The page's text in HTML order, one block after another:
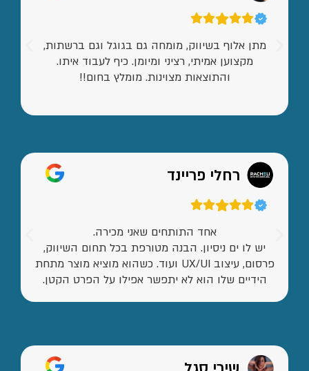
מתן אלוף בשיווק, מומחה גם בגוגל וגם ברשתות,
מקצוען אמיתי, רציני ומיומן. כיף לעבוד איתו.
והתוצאות מצוינות. מומלץ בחום!!
רחלי פריינד
אחד התותחים שאני מכירה.
יש לו ים ניסיון. הבנה מטורפת בכל תחום השיווק,
פרסום, עיצוב UX/UI ועוד. כשהוא מוציא מוצר מתחת
הידיים שלו הוא לא יתפשר אפילו על הפרט הקטן.